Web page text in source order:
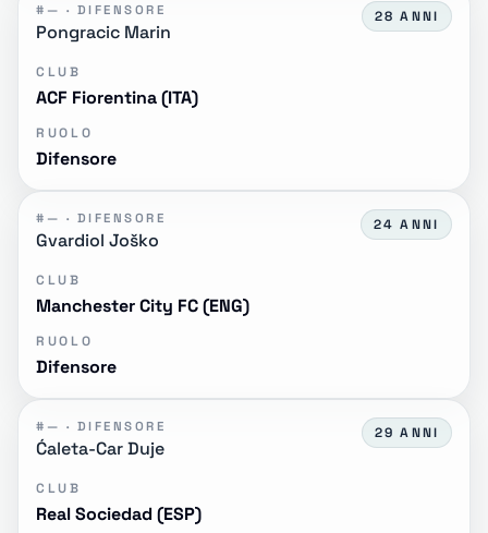
#— · DIFENSORE
Pongracic Marin
28 ANNI
CLUB
ACF Fiorentina (ITA)
RUOLO
Difensore
#— · DIFENSORE
Gvardiol Joško
24 ANNI
CLUB
Manchester City FC (ENG)
RUOLO
Difensore
#— · DIFENSORE
Ćaleta-Car Duje
29 ANNI
CLUB
Real Sociedad (ESP)